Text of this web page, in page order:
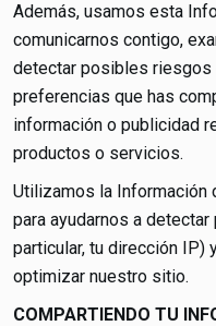
Además, usamos esta
comunicarnos contigo,
detectar posibles riesgos
preferencias que has
información o publicidad
productos o servicios.
Utilizamos la
para ayudarnos a
particular, tu dirección IP)
optimizar nuestro sitio.
COMPARTIENDO TU